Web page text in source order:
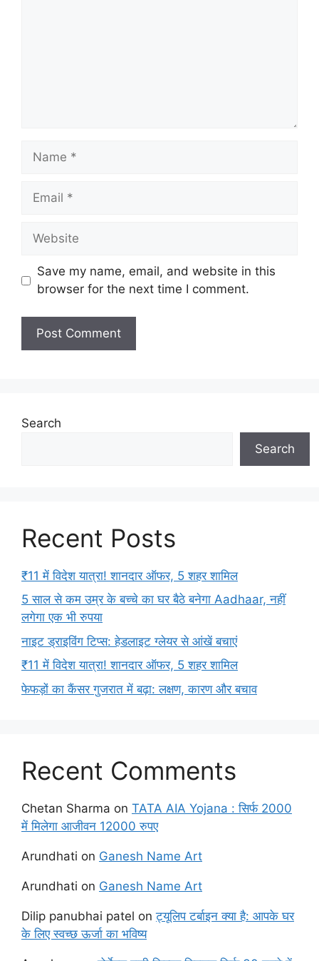
Name
Email
Website
Save my name, email, and website in this
browser for the next time I comment.
Search
Search
Recent Posts
₹11 में विदेश यात्रा! शानदार ऑफर, 5 शहर शामिल
5 साल से कम उम्र के बच्चे का घर बैठे बनेगा Aadhaar, नहीं
लगेगा एक भी रुपया
नाइट ड्राइविंग टिप्स: हेडलाइट ग्लेयर से आंखें बचाएं
₹11 में विदेश यात्रा! शानदार ऑफर, 5 शहर शामिल
फेफड़ों का कैंसर गुजरात में बढ़ा: लक्षण, कारण और बचाव
Recent Comments
Chetan Sharma on TATA AIA Yojana : सिर्फ 2000
में मिलेगा आजीवन 12000 रुपए
Arundhati on Ganesh Name Art
Arundhati on Ganesh Name Art
Dilip panubhai patel onट्यूलिप टर्बाइन क्या है: आपके घर
के लिए स्वच्छ ऊर्जा का भविष्य